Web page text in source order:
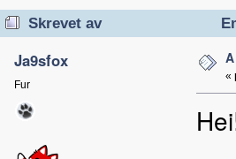
Skrevet av
Ja9sfox
Fur
«